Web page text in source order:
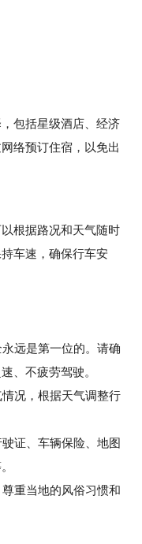
包括星级酒店、经济
络预订住宿，以免出
根据路况和天气随时
车速，确保行车安
远是第一位的。请确
、不疲劳驾驶。
况，根据天气调整行
证、车辆保险、地图
重当地的风俗习惯和